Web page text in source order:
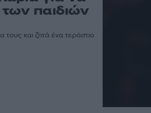
των παιδιών
και ζητά ένα τεράστιο